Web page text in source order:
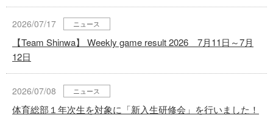
2026/07/17 ニュース
【Team Shinwa】 Weekly game result 2026 7月11日～7月
12日
2026/07/08 ニュース
体育総部１年次生を対象に「新入生研修会」を行いました！